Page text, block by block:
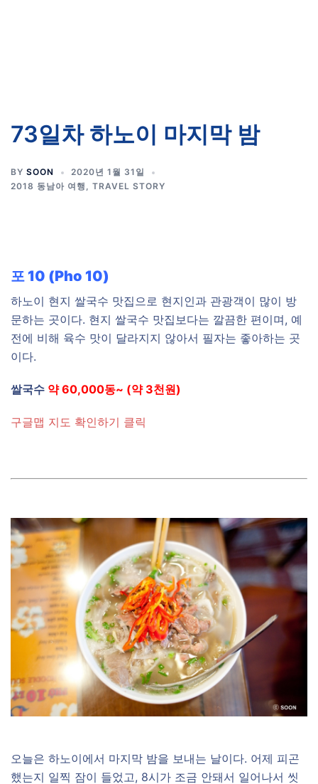
73일차 하노이 마지막 밤
BY SOON
2020년 1월 31일
2018 동남아 여행 , TRAVEL STORY
포 10 (Pho 10)
하노이 현지 쌀국수 맛집으로 현지인과 관광객이 많이 방
문하는 곳이다. 현지 쌀국수 맛집보다는 깔끔한 편이며, 예
전에 비해 육수 맛이 달라지지 않아서 필자는 좋아하는 곳
이다.
쌀국수 약 60,000동~ (약 3천원)
구글맵 지도 확인하기 클릭
오늘은 하노이에서 마지막 밤을 보내는 날이다. 어제 피곤
했는지 일찍 잠이 들었고, 8시가 조금 안돼서 일어나서 씻